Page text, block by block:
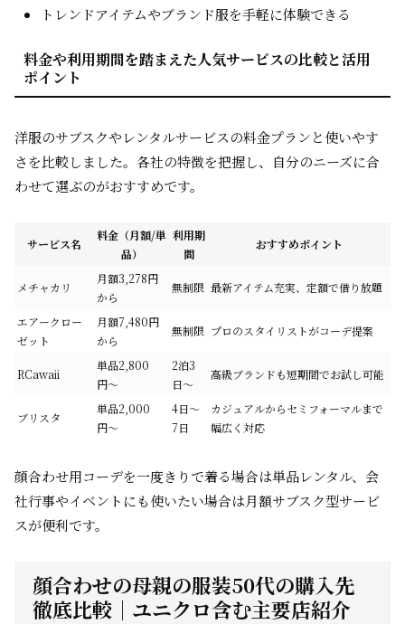
トレンドアイテムやブランド服を手軽に体験できる
料金や利用期間を踏まえた人気サービスの比較と活用
ポイント
洋服のサブスクやレンタルサービスの料金プランと使いやす
さを比較しました。各社の特徴を把握し、自分のニーズに合
わせて選ぶのがおすすめです。
サービス名
料金（月額/単
品）
利用期
間
おすすめポイント
メチャカリ
月額3,278円
から
無制限 最新アイテム充実、定額で借り放題
エアークロー
ゼット
月額7,480円
から
無制限 プロのスタイリストがコーデ提案
RCawaii
単品2,800
円〜
2泊3
日〜
高級ブランドも短期間でお試し可能
ブリスタ
単品2,000
円〜
4日〜
7日
カジュアルからセミフォーマルまで
幅広く対応
顔合わせ用コーデを一度きりで着る場合は単品レンタル、会
社行事やイベントにも使いたい場合は月額サブスク型サービ
スが便利です。
顔合わせの母親の服装50代の購入先
徹底比較｜ユニクロ含む主要店紹介